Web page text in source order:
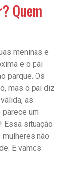
Quem
meninas e
e o pai
parque. Os
mas o pai diz
as
um
Essa situação
não
E vamos